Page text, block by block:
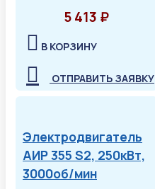
5 413 ₽
В КОРЗИНУ
ОТПРАВИТЬ ЗАЯВКУ
Электродвигатель
АИР 355 S2, 250кВт,
3000об/мин